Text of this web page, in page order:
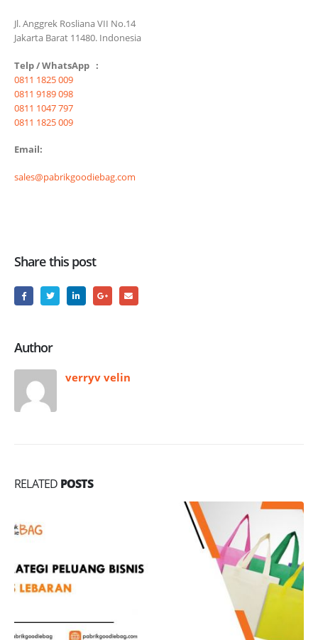
Jl. Anggrek Rosliana VII No.14
Jakarta Barat 11480. Indonesia
Telp / WhatsApp :
0811 1825 009
0811 9189 098
0811 1047 797
0811 1825 009
Email:
sales@pabrikgoodiebag.com
Share this post
Author
verryv velin
RELATED POSTS